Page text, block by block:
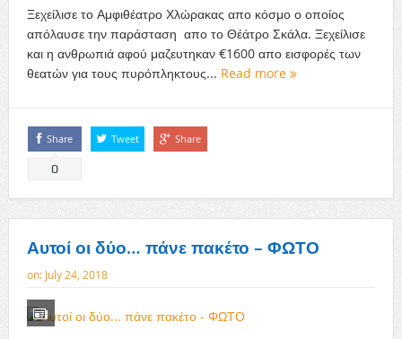
Ξεχείλισε το Αμφιθέατρο Χλώρακας απο κόσμο ο οποίος
απόλαυσε την παράσταση απο το Θέάτρο Σκάλα. Ξεχείλισε
και η ανθρωπιά αφού μαζευτηκαν €1600 απο εισφορές των
θεατών για τους πυρόπληκτους... Read more
Share
0
Tweet Share
Αυτοί οι δύο… πάνε πακέτο – ΦΩΤΟ
on: July 24, 2018